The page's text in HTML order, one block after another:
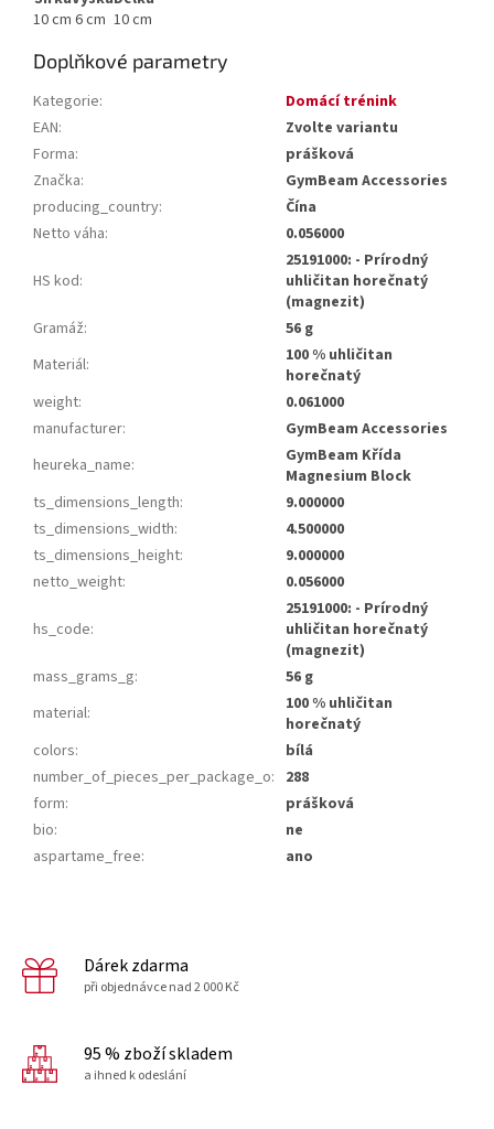
10 cm 6 cm 10 cm
Doplňkové parametry
Kategorie:
Domácí trénink
EAN:
Zvolte variantu
Forma:
prášková
Značka:
GymBeam Accessories
producing_country:
Čína
Netto váha: 0.056000
HS kod:
25191000: - Prírodný
uhličitan horečnatý
(magnezit)
Gramáž:
56 g
Materiál:
100 % uhličitan
horečnatý
weight:
0.061000
manufacturer:
GymBeam Accessories
heureka_name:
GymBeam Křída
Magnesium Block
ts_dimensions_length:
9.000000
ts_dimensions_width:
4.500000
ts_dimensions_height:
9.000000
netto_weight: 0.056000
hs_code:
25191000: - Prírodný
uhličitan horečnatý
(magnezit)
mass_grams_g:
56 g
material:
100 % uhličitan
horečnatý
colors:
bílá
number_of_pieces_per_package_o: 288
form:
prášková
bio:
ne
aspartame_free: ano
Dárek zdarma
při objednávce nad 2 000 Kč
95 % zboží skladem
a ihned k odeslání